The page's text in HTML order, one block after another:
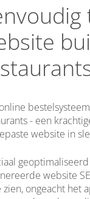
- een
website in
website
zien, ongeacht het